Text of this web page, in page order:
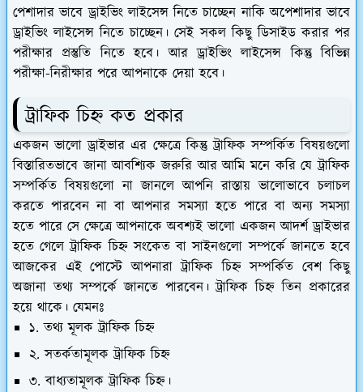
পেশাদার ভাবে ড্রাইভিং লাইসেন্স নিতে চাচ্ছেন নাকি অপেশাদার ভাবে
ড্রাইভিং লাইসেন্স নিতে চাচ্ছেন। সেই সকল কিছু ডিসাইড করার পর
পরীক্ষার প্রস্তুতি নিতে হবে। আর ড্রাইভিং লাইসেন্স কিন্তু বিভিন্ন
পরীক্ষা-নিরীক্ষার পরে আপনাকে দেয়া হবে।
ট্রাফিক চিহ্ন কত প্রকার
একজন ভালো ড্রাইভার এর ক্ষেত্রে কিন্তু ট্রাফিক সম্পর্কিত বিষয়গুলো
বিস্তারিতভাবে জানা আবশ্যিক জরুরি আর আমি মনে করি যে ট্রাফিক
সম্পর্কিত বিষয়গুলো না জানলে আপনি রাস্তায় ভালোভাবে চলাচল
করতে পারবেন না বা আপনার সমস্যা হতে পারে বা অন্য সমস্যা
হতে পারে সে ক্ষেত্রে আপনাকে অবশ্যই ভালো একজন আদর্শ ড্রাইভার
হতে গেলে ট্রাফিক চিহ্ন সংকেত বা সাইনগুলো সম্পর্কে জানতে হবে
আজকের এই পোস্টে আপনারা ট্রাফিক চিহ্ন সম্পর্কিত বেশ কিছু
অজানা তথ্য সম্পর্কে জানতে পারবেন। ট্রাফিক চিহ্ন তিন প্রকারের
হয়ে থাকে। যেমনঃ
১. তথ্য মূলক ট্রাফিক চিহ্ন
২. সতর্কতামূলক ট্রাফিক চিহ্ন
৩. বাধ্যতামূলক ট্রাফিক চিহ্ন।